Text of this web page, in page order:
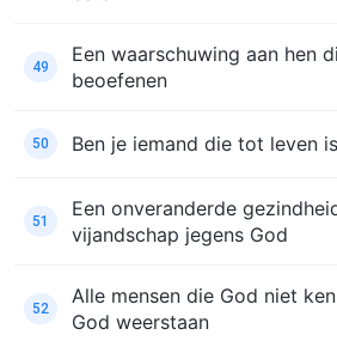
49
Een waarschuwing aan hen
beoefenen
50 Ben je iemand die tot leven
51
Een onveranderde
vijandschap jegens God
52
Alle mensen die God niet
God weerstaan